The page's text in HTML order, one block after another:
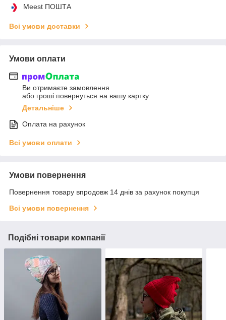
Meest ПОШТА
Всі умови доставки
Умови оплати
Ви отримаєте замовлення
або гроші повернуться на вашу картку
Детальніше
Оплата на рахунок
Всі умови оплати
Умови повернення
Повернення товару впродовж 14 днів за рахунок покупця
Всі умови повернення
Подібні товари компанії